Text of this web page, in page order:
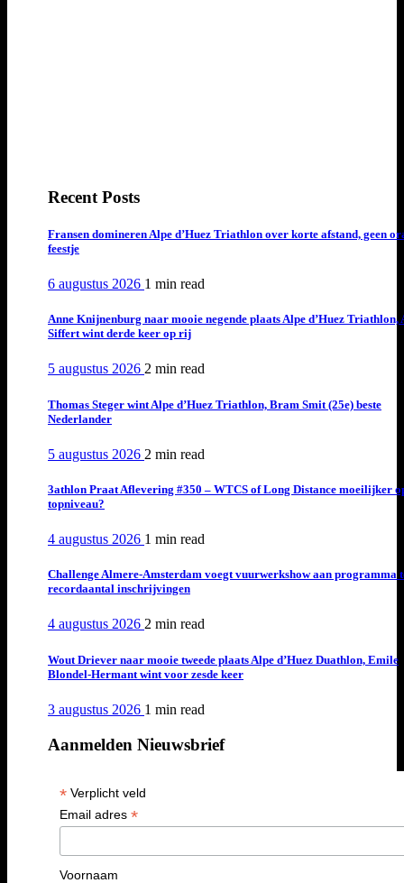
Recent Posts
Fransen domineren Alpe d’Huez Triathlon over korte afstand, geen
feestje
6 augustus 2026 1 min read
Anne Knijnenburg naar mooie negende plaats Alpe d’Huez Triathlon,
Siffert wint derde keer op rij
5 augustus 2026 2 min read
Thomas Steger wint Alpe d’Huez Triathlon, Bram Smit (25e) beste
Nederlander
5 augustus 2026 2 min read
3athlon Praat Aflevering #350 – WTCS of Long Distance moeilijker
topniveau?
4 augustus 2026 1 min read
Challenge Almere-Amsterdam voegt vuurwerkshow aan programma
recordaantal inschrijvingen
4 augustus 2026 2 min read
Wout Driever naar mooie tweede plaats Alpe d’Huez Duathlon, Emile
Blondel-Hermant wint voor zesde keer
3 augustus 2026 1 min read
Aanmelden Nieuwsbrief
*Verplicht veld
Email adres *
Voornaam